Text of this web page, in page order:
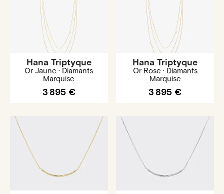
Hana Triptyque
Or Jaune · Diamants
Marquise
3 895 €
Hana Triptyque
Or Rose · Diamants
Marquise
3 895 €